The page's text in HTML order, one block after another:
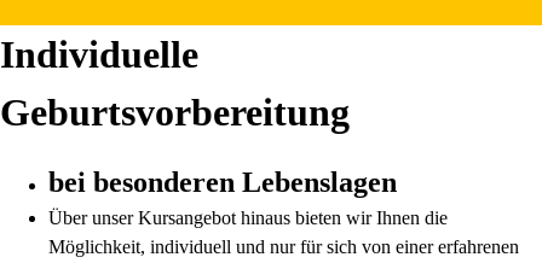
Individuelle
Geburtsvorbereitung
bei besonderen Lebenslagen
Über unser Kursangebot hinaus bieten wir Ihnen die
Möglichkeit, individuell und nur für sich von einer erfahrenen